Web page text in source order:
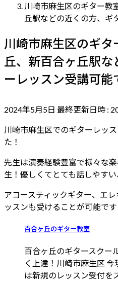
川崎市麻生区のギター教
丘駅などの近くの方、ギ
川崎市麻生区のギ
丘、新百合ヶ丘駅
ーレッスン受講可能
2024年5月5日 最終更新日時 :
川崎市麻生区でのギターレッ
た！
先生は演奏経験豊富で様々な
生！優しくてとても話しやす
アコースティックギター、エ
ッスンも受けることが可能です
百合ヶ丘のギター教室
百合ヶ丘のギタースクー
く上達！川崎市麻生区
は新規のレッスン受付を